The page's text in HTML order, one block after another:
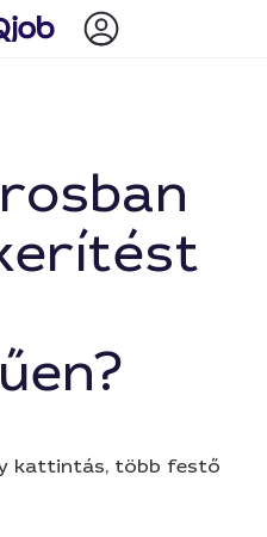
kattintás, több festő